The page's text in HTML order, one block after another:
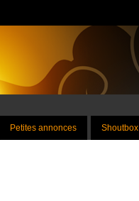
Petites annonces Shoutbox